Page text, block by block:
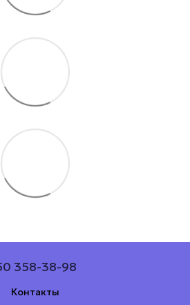
358-38-98
Контакты